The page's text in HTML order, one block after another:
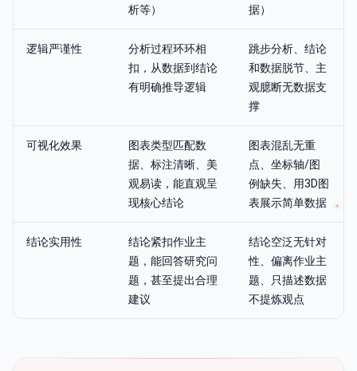
析等）
据）
逻辑严谨性
分析过程环环相
扣，从数据到结论
有明确推导逻辑
跳步分析、结论
和数据脱节、主
观臆断无数据支
撑
可视化效果
图表类型匹配数
据、标注清晰、美
观易读，能直观呈
现核心结论
图表混乱无重
点、坐标轴/图
例缺失、用3D图
表展示简单数据
结论实用性
结论紧扣作业主
题，能回答研究问
题，甚至提出合理
建议
结论空泛无针对
性、偏离作业主
题、只描述数据
不提炼观点